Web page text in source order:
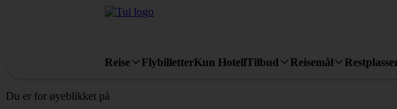
Reise FlybilletterKun HotellTilbud Reisemål
Du er for øyeblikket på